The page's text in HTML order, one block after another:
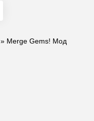
» Merge Gems! Мод